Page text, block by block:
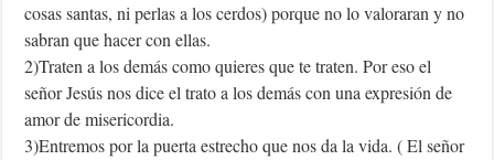
cosas santas, ni perlas a los cerdos) porque no lo valoraran y no
sabran que hacer con ellas.
2)Traten a los demás como quieres que te traten. Por eso el
señor Jesús nos dice el trato a los demás con una expresión de
amor de misericordia.
3)Entremos por la puerta estrecho que nos da la vida. ( El señor